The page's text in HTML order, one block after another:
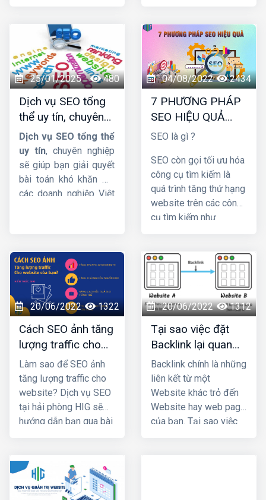
nhật mới nhất.
lượng truy cập hơn đến
trang web. Trong bài
viết này, cùngHIGtìm
hiểu chi tiết về dịch vụ
này nhá !
25/01/2025 480
Dịch vụ SEO tổng
thể uy tín, chuyên
nghiệp và hiệu quả
Dịch vụ SEO tổng thể
uy tín, chuyên nghiệp
sẽ giúp bạn giải quyết
bài toán khó khăn mà
các doanh nghiệp Việt
dưới đây củaHIGnhé !
04/08/2022 2434
7 PHƯƠNG PHÁP
SEO HIỆU QUẢ
BẠN NÊN BIẾT
SEO là gì ?
SEO còn gọi tối ưu hóa
công cụ tìm kiếm là
quá trình tăng thứ hạng
website trên các công
cụ tìm kiếm như
thương hiệu tới khách
hàng. SEO có 3 phần:
chiến lược, chiến thuật
và copywriting. Khi
đảm bảo 3 yếu tố đó
thì chiến lược
marketing của bạn sẽ
thành công và giúp bạn
tăng doanh thu - lợi
nhuận đáng kể.
20/06/2022 1322
Cách SEO ảnh tăng
lượng traffic cho
website của bạn?
Làm sao để SEO ảnh
tăng lượng traffic cho
website? Dịch vụ SEO
tại hải phòng HIG sẽ
hướng dẫn bạn qua bài
20/06/2022 1312
Tại sao việc đặt
Backlink lại quan
trọng trong Seo ?
Backlink chính là những
liên kết từ một
Website khác trỏ đến
Website hay web page
của bạn. Tại sao việc